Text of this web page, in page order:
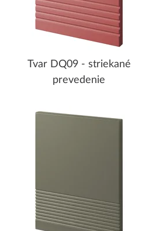
Tvar DQ09 - striekané
prevedenie